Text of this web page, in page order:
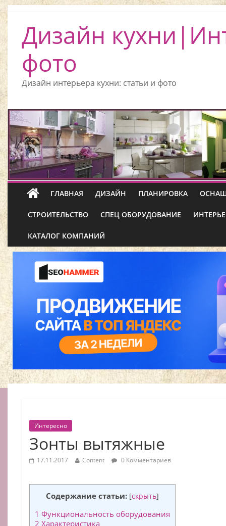
Дизайн
фото
Дизайн интерьера кухни: статьи и фото
ГЛАВНАЯ ДИЗАЙН ПЛАНИРОВКА
СТРОИТЕЛЬСТВО СПЕЦ ОБОРУДОВАНИЕ
КАТАЛОГ КОМПАНИЙ
Интересно
Зонты вытяжные
17.11.2017 Content 0 Комментариев
Содержание статьи: [скрыть]
1 Функциональность оборудования
2 Характеристика